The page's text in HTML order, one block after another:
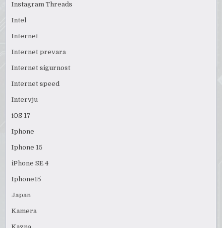
Instagram Threads
Intel
Internet
Internet prevara
Internet sigurnost
Internet speed
Intervju
iOS 17
Iphone
Iphone 15
iPhone SE 4
Iphone15
Japan
Kamera